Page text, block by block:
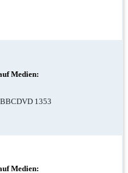
Medien:
1353
Medien: